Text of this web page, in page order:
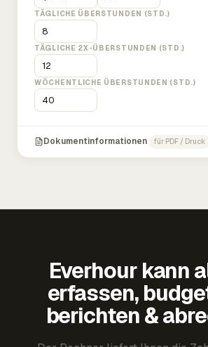
TÄGLICHE ÜBERSTUNDEN (STD.)
TÄGLICHE 2X-ÜBERSTUNDEN (STD.)
WÖCHENTLICHE ÜBERSTUNDEN (STD.)
Dokumentinformationen für PDF / Druck
Everhour kann
erfassen,
berichten &